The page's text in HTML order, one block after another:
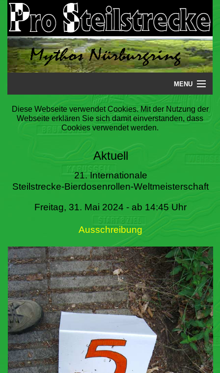
MENU
Startseite
Steilstrecke
Literatur
Termine
Diese Webseite verwendet Cookies. Mit der Nutzung der
Webseite erklären Sie sich damit einverstanden, dass
Cookies verwendet werden.
Aktuell
21. Internationale
Steilstrecke-Bierdosenrollen-Weltmeisterschaft
Freitag, 31. Mai 2024 - ab 14:45 Uhr
Ausschreibung